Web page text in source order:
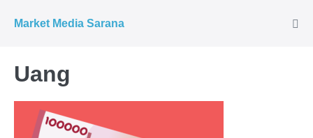
Market Media Sarana
Uang